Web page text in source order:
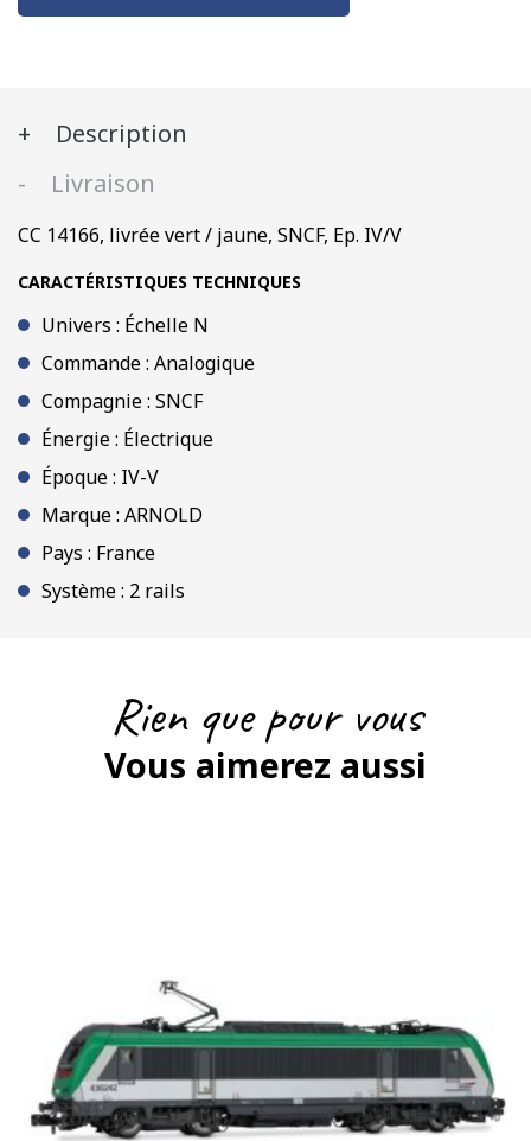
livrée
SNCF,
IV/V
Description
Livraison
CC 14166, livrée vert / jaune, SNCF, Ep. IV/V
CARACTÉRISTIQUES TECHNIQUES
Univers : Échelle N
Commande : Analogique
Compagnie : SNCF
Énergie : Électrique
Époque : IV-V
Marque : ARNOLD
Pays : France
Système : 2 rails
Rien que pour vous
Vous aimerez aussi